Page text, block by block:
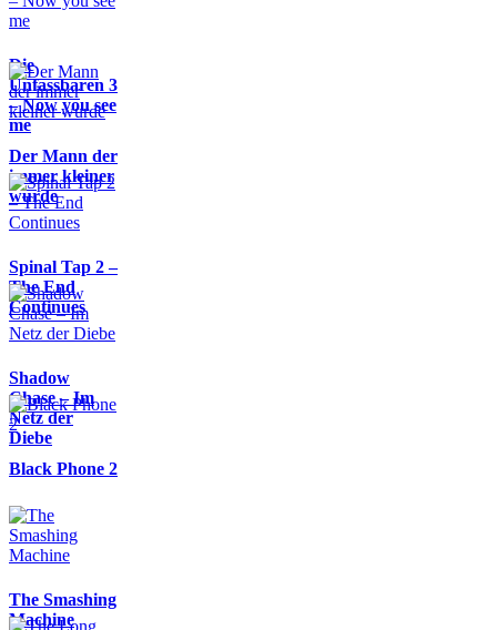
Die
Unfassbaren 3
– Now you see
me
Der Mann der
immer kleiner
wurde
Spinal Tap 2 –
The End
Continues
Shadow
Chase – Im
Netz der
Diebe
Black Phone 2
The Smashing
Machine